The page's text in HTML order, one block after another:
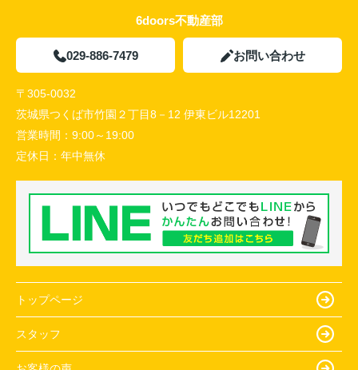
6doors不動産部
029-886-7479 お問い合わせ
〒305-0032
茨城県つくば市竹園２丁目8－12 伊東ビル12201
営業時間： 9:00～19:00
定休日： 年中無休
トップページ
スタッフ